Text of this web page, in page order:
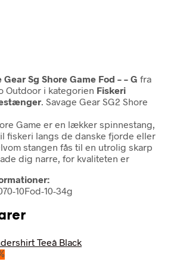
Gear Sg Shore Game Fod – – G fra
Outdoor i kategorien Fiskeri
. Savage Gear SG2 Shore
Game er en lækker spinnestang,
fiskeri langs de danske fjorde eller
stangen fås til en utrolig skarp
dig narre, for kvaliteten er
10Fod-10-34g